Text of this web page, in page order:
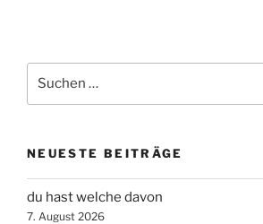
nach:
NEUESTE BEITRÄGE
du hast welche davon
7. August 2026